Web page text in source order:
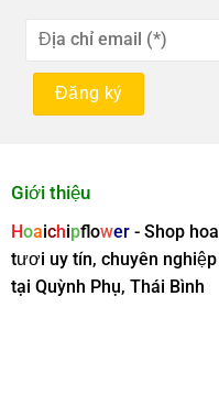
Giới thiệu
Hoaichipfower- Shop hoa
tươi uy tín, chuyên nghiệp
tại Quỳnh Phụ, Thái Bình